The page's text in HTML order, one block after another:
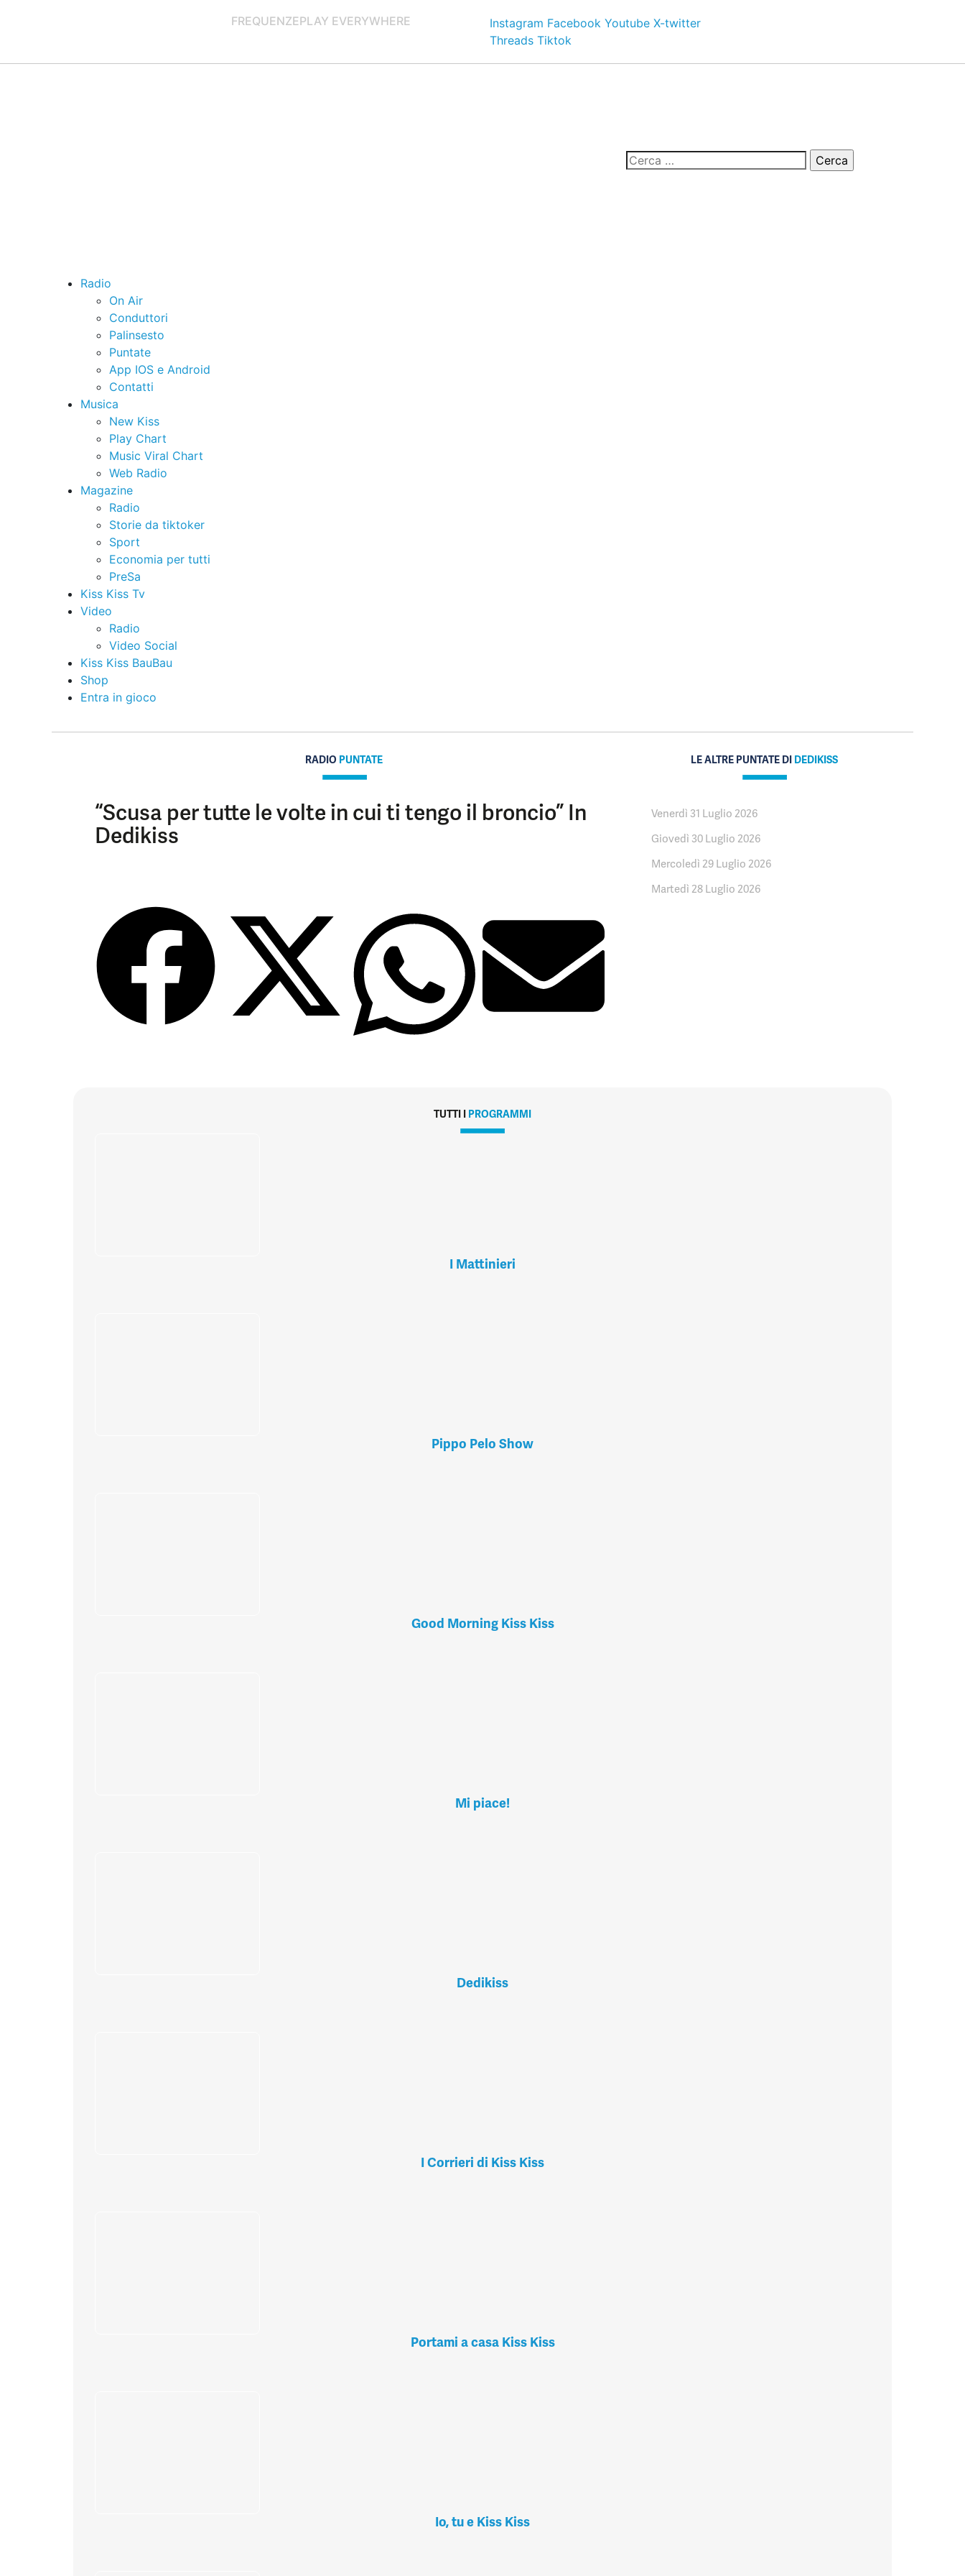
FREQUENZEPLAY EVERYWHERE Instagram Facebook Youtube X-twitter
Threads Tiktok
Radio
On Air
Conduttori
Palinsesto
Puntate
App IOS e Android
Contatti
Musica
New Kiss
Play Chart
Music Viral Chart
Web Radio
Magazine
Radio
Storie da tiktoker
Sport
Economia per tutti
PreSa
Kiss Kiss Tv
Video
Radio
Video Social
Kiss Kiss BauBau
Shop
Entra in gioco
RADIO PUNTATE
“Scusa per tutte le volte in cui ti tengo il broncio” In
Dedikiss
LE ALTRE PUNTATE DI DEDIKISS
Venerdì 31 Luglio 2026
Giovedì 30 Luglio 2026
Mercoledì 29 Luglio 2026
Martedì 28 Luglio 2026
TUTTI I PROGRAMMI
I Mattinieri
Pippo Pelo Show
Good Morning Kiss Kiss
Mi piace!
Dedikiss
I Corrieri di Kiss Kiss
Portami a casa Kiss Kiss
Io, tu e Kiss Kiss